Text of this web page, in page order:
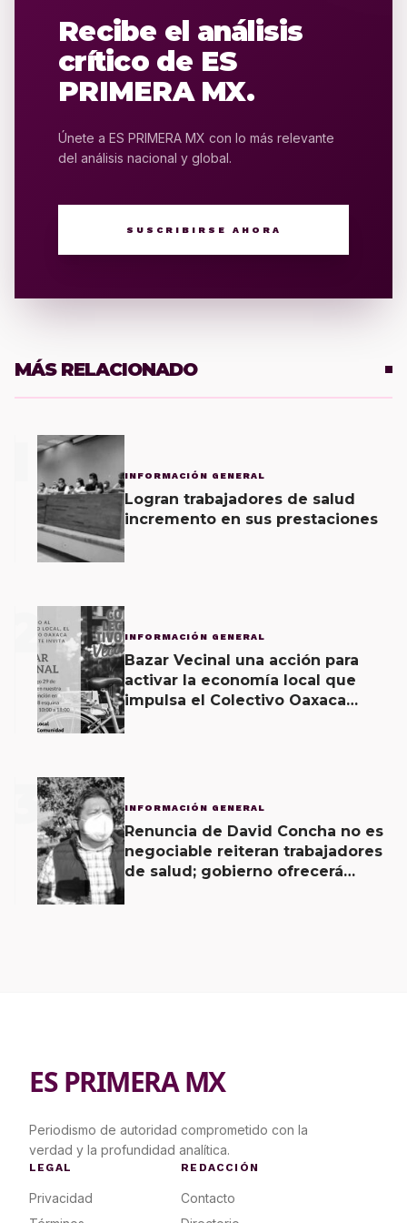
Recibe el análisis
crítico de ES
PRIMERA MX.
Únete a ES PRIMERA MX con lo más relevante
del análisis nacional y global.
SUSCRIBIRSE AHORA
MÁS RELACIONADO
INFORMACIÓN GENERAL
Logran trabajadores de salud
incremento en sus prestaciones
2 INFORMACIÓN GENERAL
Bazar Vecinal una acción para
activar la economía local que
impulsa el Colectivo Oaxaca
3 INFORMACIÓN GENERAL
Renuncia de David Concha no es
negociable reiteran trabajadores
de salud; gobierno ofrecerá
ES PRIMERA MX
Periodismo de autoridad comprometido con la
verdad y la profundidad analítica.
LEGAL
Privacidad
REDACCIÓN
Contacto